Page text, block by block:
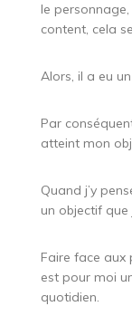
le
content, cela
Alors, il a eu
Par
atteint mon
Quand j’y
un objectif
Faire face aux
est pour moi
quotidien.